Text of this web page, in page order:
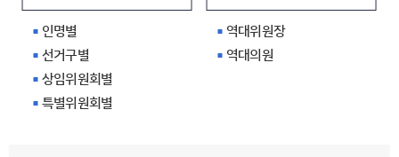
인명별
선거구별
상임위원회별
특별위원회별
역대위원장
역대의원